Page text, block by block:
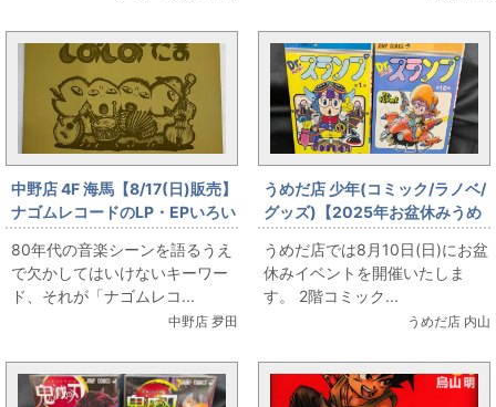
中野店 4F 海馬【8/17(日)販売】
ナゴムレコードのLP・EPいろい
ろ
80年代の音楽シーンを語るうえ
で欠かしてはいけないキーワー
ド、それが「ナゴムレコ...
中野店 夛田
うめだ店 少年(コミック/ラノベ/
グッズ)【2025年お盆休みうめ
だ店販売情報】8月10日(日)
【コミックフロア】Dr.スランプ
うめだ店では8月10日(日)にお盆
休みイベントを開催いたしま
す。 2階コミック...
うめだ店 内山